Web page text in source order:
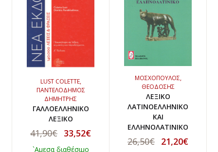
LUST COLETTE,
ΠΑΝΤΕΛΟΔΗΜΟΣ
ΔΗΜΗΤΡΗΣ
ΓΑΛΛΟΕΛΛΗΝΙΚΟ
ΛΕΞΙΚΟ
41,90€ 33,52€
`Αμεσα διαθέσιμο
ΜΟΣΧΟΠΟΥΛΟΣ,
ΘΕΟΔΟΣΗΣ
ΛΕΞΙΚΟ
ΛΑΤΙΝΟΕΛΛΗΝΙΚΟ
ΚΑΙ
ΕΛΛΗΝΟΛΑΤΙΝΙΚΟ
26,50€ 21,20€